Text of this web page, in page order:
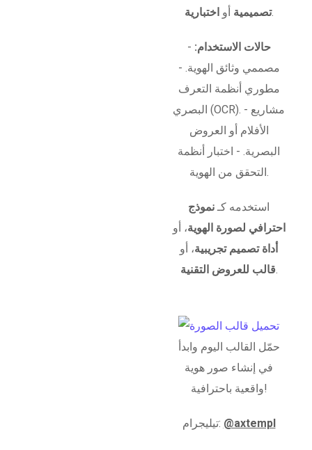
تصميمية أو اختبارية .
حالات الاستخدام: -
مصممي وثائق الهوية. -
مطوري أنظمة التعرف
البصري (OCR). - مشاريع
الأفلام أو العروض
البصرية. - اختبار أنظمة
التحقق من الهوية.
استخدمه كـنموذج
احترافي لصورة الهوية، أو
أداة تصميم تجريبية، أو
قالب للعروض التقنية.
حمّل القالب اليوم وابدأ
في إنشاء صور هوية
واقعية باحترافية!
تيليجرام: @axtempl